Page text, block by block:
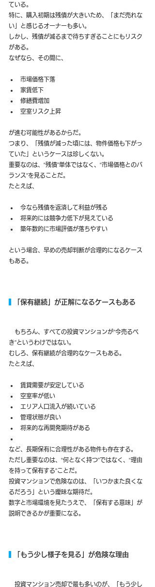
ている。
特に、購入初期は残債が大きいため、「まだ売れな
い」と感じるオーナーも多い。
しかし、残債が減るまで待ちすぎることにもリスク
がある。
なぜなら、その間に、
市場価格下落
家賃低下
修繕費増加
空室リスク上昇
が進む可能性があるからだ。
つまり、「残債が減った頃には、物件価格も下がっ
ていた」というケースは珍しくない。
重要なのは、“残債”単体ではなく、“市場価格とのバ
ランス”を見ることだ。
たとえば、
今なら残債を返済して利益が残る
将来的には競争力低下が見えている
築年数的に市場評価が落ちやすい
という場合、早めの売却判断が合理的になるケース
もある。
「保有継続」が正解になるケースもある
もちろん、すべての投資マンションが“今売るべ
き”というわけではない。
むしろ、保有継続が合理的なケースもある。
たとえば、
賃貸需要が安定している
空室率が低い
エリア人口流入が続いている
管理状態が良い
将来的な再開発期待がある
など、長期保有に合理性がある物件も存在する。
ただし重要なのは、“何となく持つ”ではなく、“理由
を持って保有する”ことだ。
投資マンションで危険なのは、「いつかまた良くな
るだろう」という曖昧な期待だ。
数字と市場環境を見たうえで、「保有する意味」が
説明できるかが重要になる。
「もう少し様子を見る」が危険な理由
投資マンション売却で最も多いのが、「もう少し